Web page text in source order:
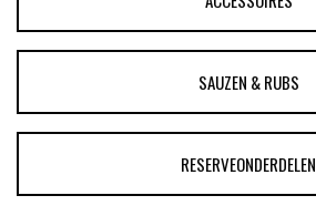
SAUZEN & RUBS
RESERVEONDERDELEN